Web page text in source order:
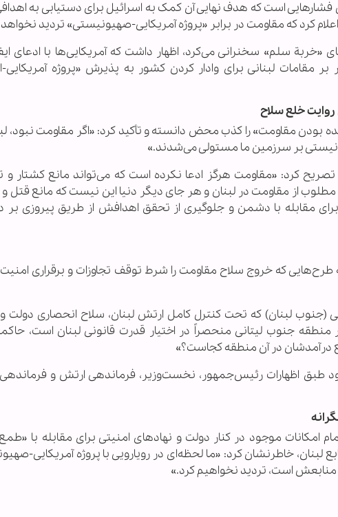
فشارهایی است که هدف نهایی آن کمک به اسرائیل برای دستیابی به
کرد که مقاومت در برابر «پروژه آمریکایی-صهیونیستی» تردید نخواهد
سلم» سخنرانی می‌کرد، اظهار داشت که آمریکایی‌ها با ادعای
مقامات لبنانی برای وادار کردن کشور به پذیرش «پروژه آمریکایی-
روایت خلع سلاح
بودن مقاومت» را کذب محض دانسته و تأکید کرد: «اگر مقاومت نبود،
بر سرزمین ما مستولی می‌شدند.»
کرد: «مقاومت هرگز ادعا نکرده است که می‌تواند مانع کشتار و
از مقاومت در لبنان و هر جای دیگر دنیا این نیست که مانع قتل
برای مقابله با دشمن و جلوگیری از تحقق اهدافش از طریق پیروزی
که خروج سلاح مقاومت را شرط توقف تجاوزات و برقراری امنیت
(جنوب لبنان) که تحت کنترل کامل ارتش لبنان، سلاح انحصاری دولت
جنوب لیتانی منحصراً در اختیار قدرت قانونی لبنان است،
درآمدشان در آن منطقه کجاست؟»
طبق اظهارات رئیس‌جمهور، نخست‌وزیر، فرماندهی ارتش و
امکانات موجود در کنار دولت و نهادهای امنیتی برای مقابله با
خاطرنشان کرد: «ما لحظه‌ای در رویارویی با پروژه آمریکایی-
منابعش است، تردید نخواهیم کرد.»